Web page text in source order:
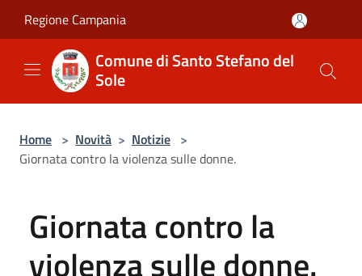
Regione Campania
Comune di Santo Stefano del
Sole
Home > Novità > Notizie >
Giornata contro la violenza sulle donne.
Giornata contro la
violenza sulle donne.